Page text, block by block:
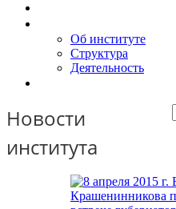
Об институте
Структура
Деятельность
Новости
института